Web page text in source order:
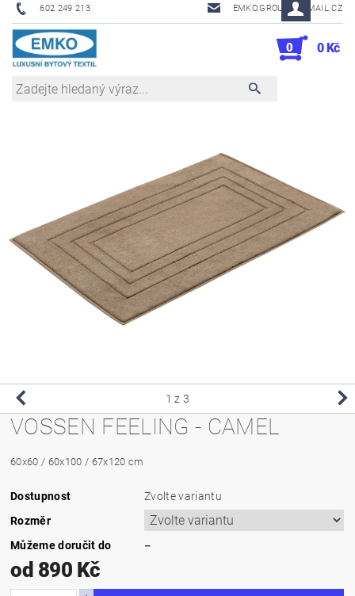
602 249 213 EMKO.GROUSL@EMAIL.CZ
0 0 Kč
1 z 3
VOSSEN FEELING - CAMEL
60x60 / 60x100 / 67x120 cm
Dostupnost
Zvolte variantu
Rozměr
Můžeme doručit do
–
od 890 Kč